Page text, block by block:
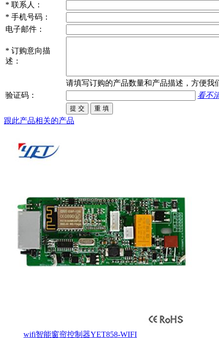
* 联系人：
* 手机号码：
电子邮件：
* 订购意向描
述：
请填写订购的产品数量和产品描述，方便我
验证码：
看不
跟此产品相关的产品
wifi智能窗帘控制器YET858-WIFI